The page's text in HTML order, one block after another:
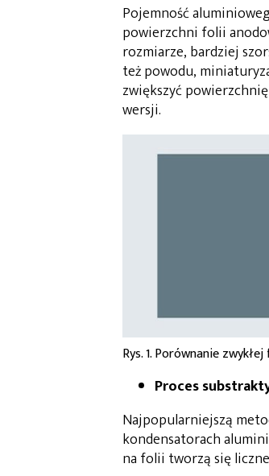
Pojemność
powierzchni folii
rozmiarze, bardziej
też powodu,
zwiększyć
wersji.
Rys. 1. Porównanie
Proces
Najpopularniejszą
kondensatorach
na folii tworzą się